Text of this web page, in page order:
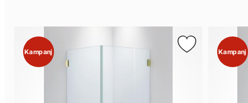
Kampanj Kampanj